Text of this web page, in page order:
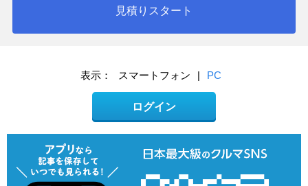
見積りスタート
表示： スマートフォン | PC
ログイン